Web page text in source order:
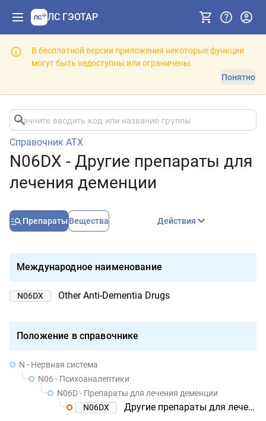
ЛС ГЭОТАР
В бесплатной версии приложения некоторые функции
могут быть недоступны или ограничены.
Понятно
Справочник АТХ
N06DX - Другие препараты для
лечения деменции
Препараты Вещества Действия
Международное наименование
N06DX Other Anti-Dementia Drugs
Положение в справочнике
N - Нервная система
N06 - Психоаналептики
N06D - Препараты для лечения деменции
N06DX
Другие препараты для лечения деменции